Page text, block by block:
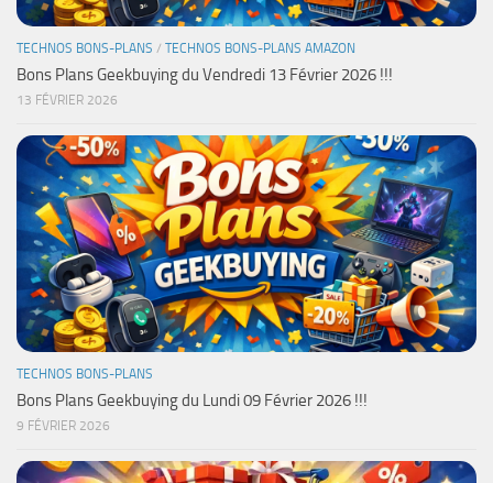
TECHNOS BONS-PLANS / TECHNOS BONS-PLANS AMAZON
Bons Plans Geekbuying du Vendredi 13 Février 2026 !!!
13 FÉVRIER 2026
TECHNOS BONS-PLANS
Bons Plans Geekbuying du Lundi 09 Février 2026 !!!
9 FÉVRIER 2026